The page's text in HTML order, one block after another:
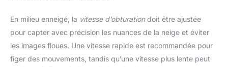
En milieu enneigé, la vitesse d’obturationdoit être ajustée
pour capter avec précision les nuances de la neige et éviter
les images floues. Une vitesse rapide est recommandée pour
figer des mouvements, tandis qu’une vitesse plus lente peut